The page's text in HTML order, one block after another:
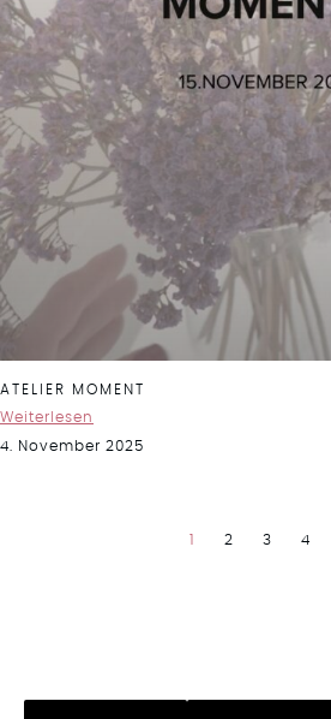
ATELIER MOMENT
Weiterlesen
4. November 2025
1 2 3 4